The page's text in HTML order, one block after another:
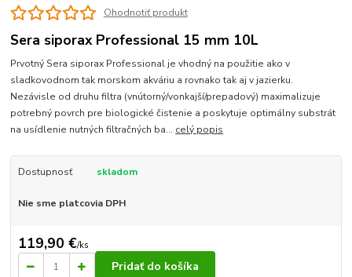
Ohodnotiť produkt
Sera siporax Professional 15 mm 10L
Prvotný Sera siporax Professional je vhodný na použitie ako v
sladkovodnom tak morskom akváriu a rovnako tak aj v jazierku.
Nezávisle od druhu filtra (vnútorný/vonkajší/prepadový) maximalizuje
potrebný povrch pre biologické čistenie a poskytuje optimálny substrát
na usídlenie nutných filtračných ba... celý popis
Dostupnosť skladom
Nie sme platcovia DPH
119,90 €/ks
Pridať do košíka